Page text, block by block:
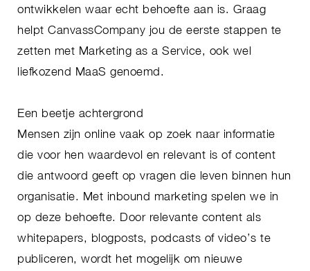
ontwikkelen waar echt behoefte aan is. Graag
helpt CanvassCompany jou de eerste stappen te
zetten met Marketing as a Service, ook wel
liefkozend MaaS genoemd.
Een beetje achtergrond
Mensen zijn online vaak op zoek naar informatie
die voor hen waardevol en relevant is of content
die antwoord geeft op vragen die leven binnen hun
organisatie. Met inbound marketing spelen we in
op deze behoefte. Door relevante content als
whitepapers, blogposts, podcasts of video’s te
publiceren, wordt het mogelijk om nieuwe